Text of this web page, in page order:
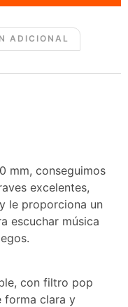
ADICIONAL
mm, conseguimos
excelentes,
le proporciona un
escuchar música
con filtro pop
forma clara y